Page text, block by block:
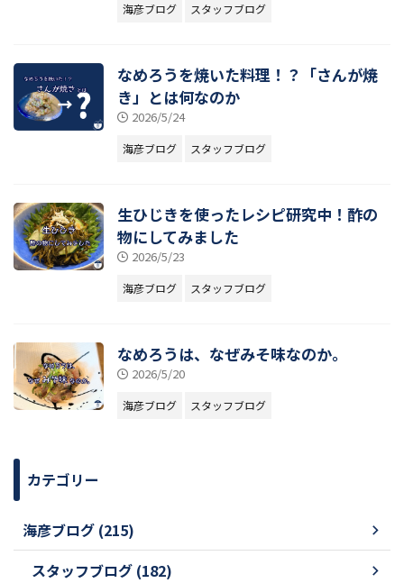
海彦ブログ スタッフブログ
なめろうを焼いた料理！？「さんが焼
き」とは何なのか
2026/5/24
海彦ブログ スタッフブログ
生ひじきを使ったレシピ研究中！酢の
物にしてみました
2026/5/23
海彦ブログ スタッフブログ
なめろうは、なぜみそ味なのか。
2026/5/20
海彦ブログ スタッフブログ
カテゴリー
海彦ブログ (215)
スタッフブログ (182)